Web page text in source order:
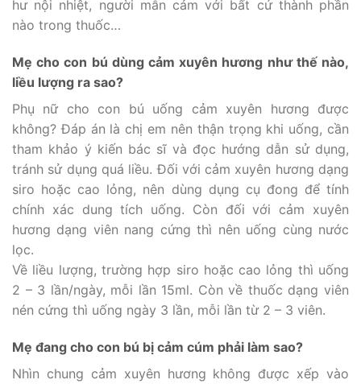
hư nội nhiệt, người mẫn cảm với bất cứ thành phần
nào trong thuốc…
Mẹ cho con bú dùng cảm xuyên hương như thế nào,
liều lượng ra sao?
Phụ nữ cho con bú uống cảm xuyên hương được
không? Đáp án là chị em nên thận trọng khi uống, cần
tham khảo ý kiến bác sĩ và đọc hướng dẫn sử dụng,
tránh sử dụng quá liều. Đối với cảm xuyên hương dạng
siro hoặc cao lỏng, nên dùng dụng cụ đong để tính
chính xác dung tích uống. Còn đối với cảm xuyên
hương dạng viên nang cứng thì nên uống cùng nước
lọc.
Về liều lượng, trường hợp siro hoặc cao lỏng thì uống
2 – 3 lần/ngày, mỗi lần 15ml. Còn về thuốc dạng viên
nén cứng thì uống ngày 3 lần, mỗi lần từ 2 – 3 viên.
Mẹ đang cho con bú bị cảm cúm phải làm sao?
Nhìn chung cảm xuyên hương không được xếp vào